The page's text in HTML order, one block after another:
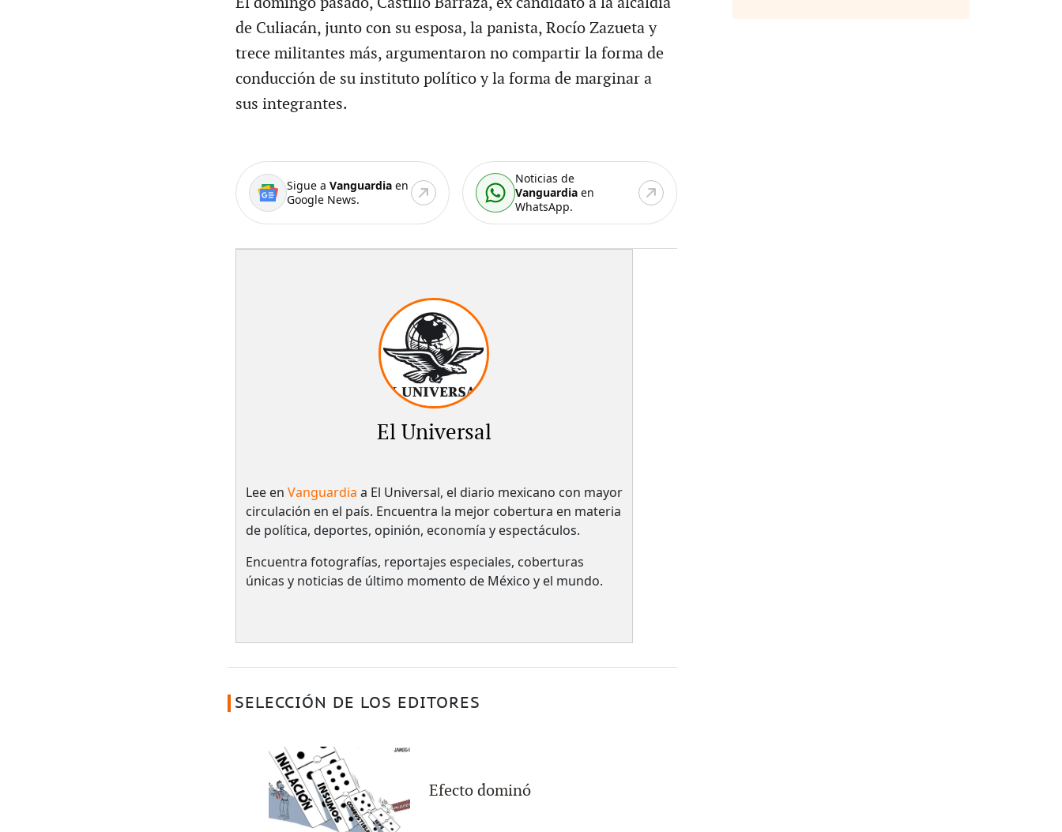
de Culiacán, junto con su esposa, la panista, Rocío Zazueta y
trece militantes más, argumentaron no compartir la forma de
conducción de su instituto político y la forma de marginar a
sus integrantes.
Sigue a Vanguardiaen
Google News.
Noticias de
Vanguardia en
WhatsApp.
El Universal
Lee en Vanguardia a El Universal, el diario mexicano con mayor
circulación en el país.​ Encuentra la mejor cobertura en materia
de política, deportes, opinión, economía y espectáculos.
Encuentra fotografías, reportajes especiales, coberturas
únicas y noticias de último momento de México y el mundo.
SELECCIÓN DE LOS EDITORES
Efecto dominó